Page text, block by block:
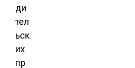
ди
тел
ьск
их
пр